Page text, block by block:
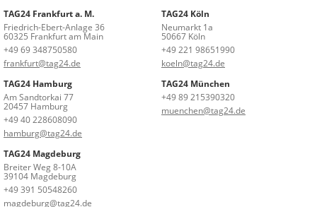
TAG24 Frankfurt a. M.
Friedrich-Ebert-Anlage 36
60325 Frankfurt am Main
+49 69 348750580
frankfurt@tag24.de
TAG24 Köln
Neumarkt 1a
50667 Köln
+49 221 98651990
koeln@tag24.de
TAG24 Hamburg
Am Sandtorkai 77
20457 Hamburg
+49 40 228608090
hamburg@tag24.de
TAG24 München
+49 89 215390320
muenchen@tag24.de
TAG24 Magdeburg
Breiter Weg 8-10A
39104 Magdeburg
+49 391 50548260
magdeburg@tag24.de